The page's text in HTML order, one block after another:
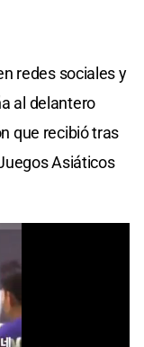
redes sociales y
al delantero
que recibió tras
Asiáticos